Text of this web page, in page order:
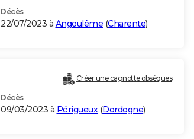
Décès
22/07/2023 à Angoulême (Charente)
Créer une cagnotte obsèques
Décès
09/03/2023 à Périgueux(Dordogne)